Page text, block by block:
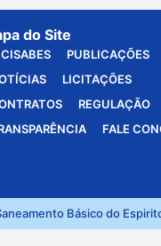
do Site
PUBLICAÇÕES
LICITAÇÕES
REGULAÇÃO
FALE
Básico do